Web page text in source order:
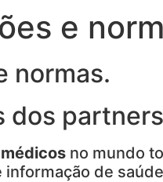
e
normas.
no mundo
de